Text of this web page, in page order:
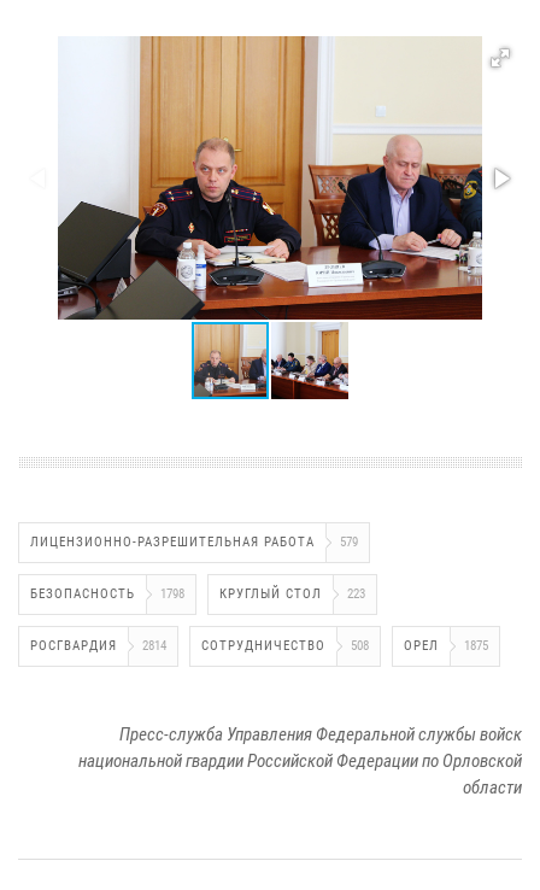
ЛИЦЕНЗИОННО-РАЗРЕШИТЕЛЬНАЯ РАБОТА 579
БЕЗОПАСНОСТЬ 1798 КРУГЛЫЙ СТОЛ 223
РОСГВАРДИЯ 2814 СОТРУДНИЧЕСТВО 508 ОРЕЛ 1875
Пресс-служба Управления Федеральной службы войск
национальной гвардии Российской Федерации по Орловской
области